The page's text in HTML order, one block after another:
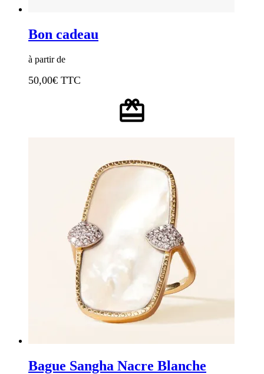
Bon cadeau
à partir de
50,00€ TTC
Bague Sangha Nacre Blanche